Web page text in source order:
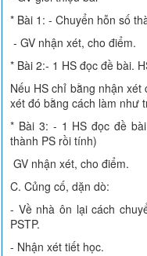
* Bài 1: - Chuyển hỗn số
- GV nhận xét, cho điểm.
* Bài 2:- 1 HS đọc đề bài.
Nếu HS chỉ bằng nhận
xét đó bằng cách làm như
* Bài 3: - 1 HS đọc đề
thành PS rồi tính)
GV nhận xét, cho điểm.
C. Củng cố, dặn dò:
- Về nhà ôn lại cách
PSTP.
- Nhận xét tiết học.